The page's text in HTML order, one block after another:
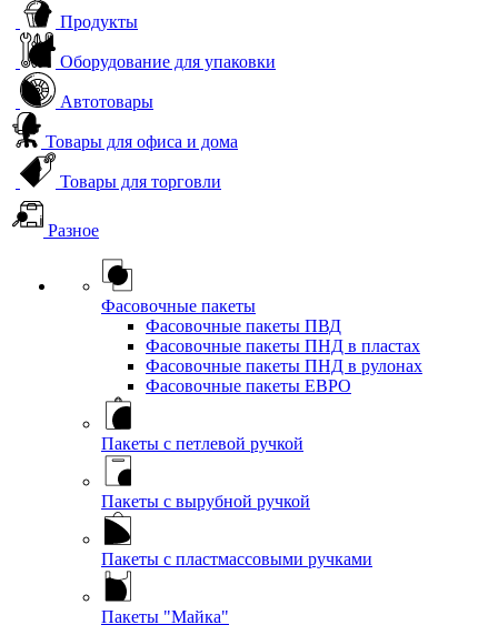
Продукты
Оборудование для упаковки
Автотовары
Товары для офиса и дома
Товары для торговли
Разное
Фасовочные пакеты
Фасовочные пакеты ПВД
Фасовочные пакеты ПНД в пластах
Фасовочные пакеты ПНД в рулонах
Фасовочные пакеты ЕВРО
Пакеты с петлевой ручкой
Пакеты с вырубной ручкой
Пакеты с пластмассовыми ручками
Пакеты "Майка"